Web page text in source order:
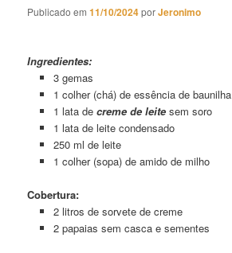
Publicado em11/10/2024porJeronimo
Ingredientes:
3 gemas
1 colher (chá) de essência de baunilha
1 lata de creme de leitesem soro
1 lata de leite condensado
250 ml de leite
1 colher (sopa) de amido de milho
Cobertura:
2 litros de sorvete de creme
2 papaias sem casca e sementes